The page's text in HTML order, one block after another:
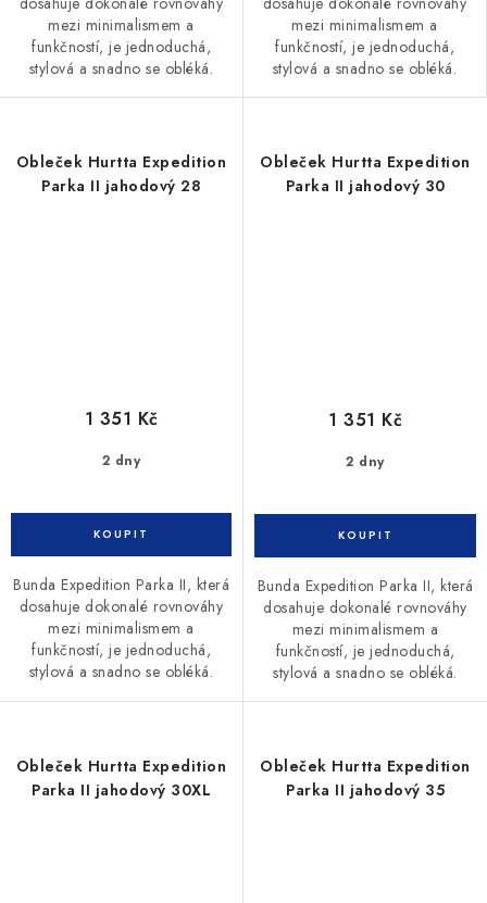
mezi minimalismem a
funkčností, je jednoduchá,
stylová a snadno se obléká.
mezi minimalismem a
funkčností, je jednoduchá,
stylová a snadno se obléká.
Obleček Hurtta Expedition
Parka II jahodový 28
2 dny
1 351 Kč
Bunda Expedition Parka II, která
dosahuje dokonalé rovnováhy
mezi minimalismem a
funkčností, je jednoduchá,
stylová a snadno se obléká.
Obleček Hurtta Expedition
Parka II jahodový 30
2 dny
1 351 Kč
Bunda Expedition Parka II, která
dosahuje dokonalé rovnováhy
mezi minimalismem a
funkčností, je jednoduchá,
stylová a snadno se obléká.
Obleček Hurtta Expedition
Parka II jahodový 30XL
Obleček Hurtta Expedition
Parka II jahodový 35